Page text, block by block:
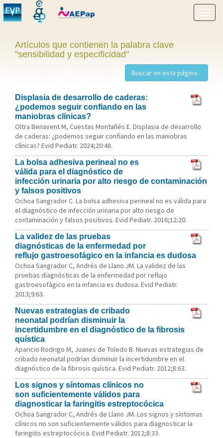
menú
Artículos que contienen la palabra clave
"sensibilidad y especificidad"
Displasia de desarrollo de caderas:
¿podemos seguir confiando en las
maniobras clínicas?
Oltra Benavent M, Cuestas Montañés E. Displasia de desarrollo
de caderas: ¿podemos seguir confiando en las maniobras
clínicas? Evid Pediatr. 2024;20:48.
La bolsa adhesiva perineal no es
válida para el diagnóstico de
infección urinaria por alto riesgo de contaminación
y falsos positivos
Ochoa Sangrador C. La bolsa adhesiva perineal no es válida para
el diagnóstico de infección urinaria por alto riesgo de
contaminación y falsos positivos. Evid Pediatr. 2016;12:20.
La validez de las pruebas
diagnósticas de la enfermedad por
reflujo gastroesofágico en la infancia es dudosa
Ochoa Sangrador C, Andrés de Llano JM. La validez de las
pruebas diagnósticas de la enfermedad por reflujo
gastroesofágico en la infancia es dudosa. Evid Pediatr.
2013;9:63.
Nuevas estrategias de cribado
neonatal podrían disminuir la
incertidumbre en el diagnóstico de la fibrosis
quística
Aparicio Rodrigo M, Juanes de Toledo B. Nuevas estrategias de
cribado neonatal podrían disminuir la incertidumbre en el
diagnóstico de la fibrosis quística. Evid Pediatr. 2012;8:63.
Los signos y síntomas clínicos no
son suficientemente válidos para
diagnosticar la faringitis estreptocócica
Ochoa Sangrador C, Andrés de Llano JM. Los signos y síntomas
clínicos no son suficientemente válidos para diagnosticar la
faringitis estreptocócica. Evid Pediatr. 2012;8:33.